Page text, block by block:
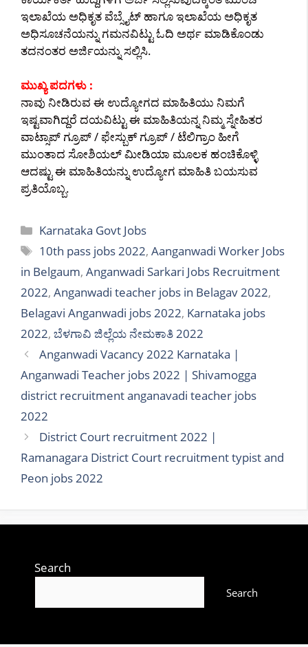
ಇಲಾಖೆಯ ಅಧಿಕೃತ ವೆಬ್ಸೈಟ್ ಹಾಗೂ ಇಲಾಖೆಯ ಅಧಿಕೃತ
ಅಧಿಸೂಚನೆಯನ್ನು ಗಮನವಿಟ್ಟು ಓದಿ ಅರ್ಥ ಮಾಡಿಕೊಂಡು
ತದನಂತರ ಅರ್ಜಿಯನ್ನು ಸಲ್ಲಿಸಿ.
ಮುಖ್ಯ ಪದಗಳು :
ನಾವು ನೀಡಿರುವ ಈ ಉದ್ಯೋಗದ ಮಾಹಿತಿಯು ನಿಮಗೆ
ಇಷ್ಟವಾಗಿದ್ದರೆ ದಯವಿಟ್ಟು ಈ ಮಾಹಿತಿಯನ್ನ ನಿಮ್ಮ ಸ್ನೇಹಿತರ
ವಾಟ್ಸಾಪ್ ಗ್ರೂಪ್ / ಫೇಸ್ಬುಕ್ ಗ್ರೂಪ್ / ಟೆಲಿಗ್ರಾಂ ಹೀಗೆ
ಮುಂತಾದ ಸೋಶಿಯಲ್ ಮೀಡಿಯಾ ಮೂಲಕ ಹಂಚಿಕೊಳ್ಳಿ
ಆದಷ್ಟು ಈ ಮಾಹಿತಿಯನ್ನು ಉದ್ಯೋಗ ಮಾಹಿತಿ ಬಯಸುವ
ಪ್ರತಿಯೊಬ್ಬ.
Categories
Karnataka Govt Jobs
Tags
10th pass jobs 2022,Aanganwadi Worker Jobs
in Belgaum, Anganwadi Sarkari Jobs Recruitment
2022, Anganwadi teacher jobs in Belagav 2022,
Belagavi Anganwadi jobs 2022, Karnataka jobs
2022, ಬೆಳಗಾವಿ ಜಿಲ್ಲೆಯ ನೇಮಕಾತಿ 2022
Anganwadi Vacancy 2022 Karnataka |
Anganwadi Teacher jobs 2022 | Shivamogga
district recruitment anganavadi teacher jobs
2022
District Court recruitment 2022 |
Ramanagara District Court recruitment typist and
Peon jobs 2022
Search
Search